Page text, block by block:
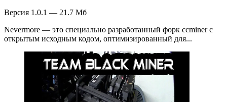
Версия 1.0.1 — 21.7 Мб
Nevermore — это специально разработанный форк ccminer с
открытым исходным кодом, оптимизированный для...